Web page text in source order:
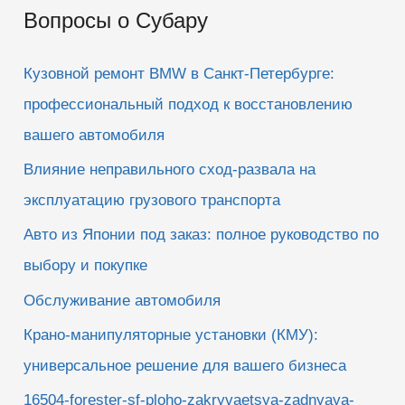
с
Вопросы о Субару
Кузовной ремонт BMW в Санкт-Петербурге:
профессиональный подход к восстановлению
вашего автомобиля
Влияние неправильного сход-развала на
эксплуатацию грузового транспорта
Авто из Японии под заказ: полное руководство по
выбору и покупке
Обслуживание автомобиля
Крано-манипуляторные установки (КМУ):
универсальное решение для вашего бизнеса
16504-forester-sf-ploho-zakryvaetsya-zadnyaya-